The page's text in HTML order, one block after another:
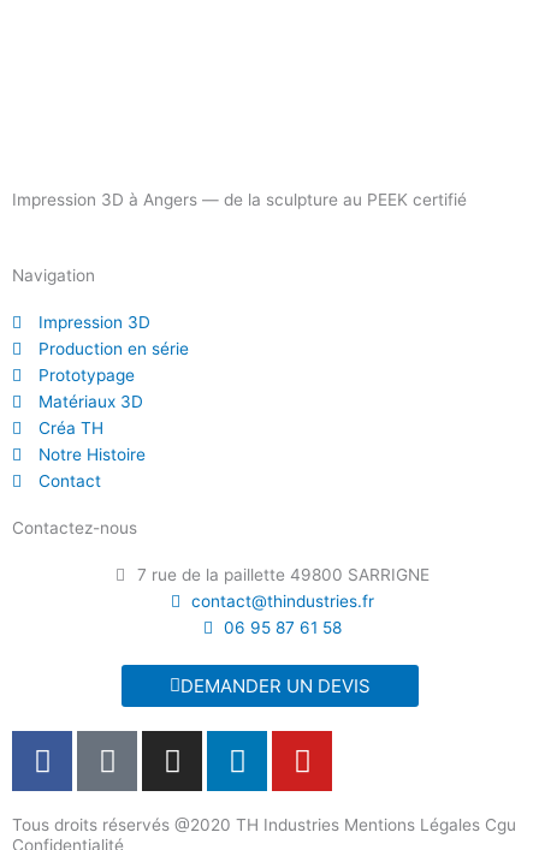
Impression 3D à Angers — de la sculpture au PEEK certifié
Navigation
Impression 3D
Production en série
Prototypage
Matériaux 3D
Créa TH
Notre Histoire
Contact
Contactez-nous
7 rue de la paillette 49800 SARRIGNE
contact@thindustries.fr
06 95 87 61 58
DEMANDER UN DEVIS
F
a
e
T
i
t
I
n
t
L
i
k
Y
o
t
Tous droits réservés @2020 TH Industries Mentions Légales Cgu
Confidentialité